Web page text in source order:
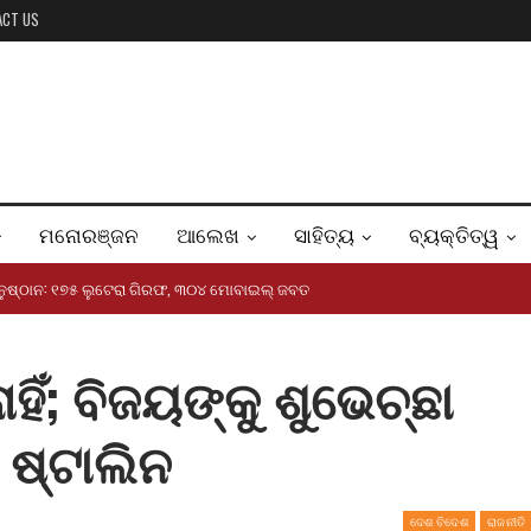
US
ମନୋରଞ୍ଜନ ଆଲେଖ ସାହିତ୍ୟ ବ୍ୟକ୍ତିତ୍ୱ
୧୭୫ ଲୁଟେରା ଗିରଫ, ୩୦୪ ମୋବାଇଲ୍ ଜବତ
ବିଜୟଙ୍କୁ ଶୁଭେଚ୍ଛା
ଦେଶ ବିଦେଶ ରାଜନୀତି